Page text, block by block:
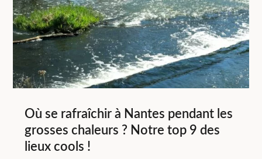
Où se rafraîchir à Nantes pendant les
grosses chaleurs ? Notre top 9 des
lieux cools !